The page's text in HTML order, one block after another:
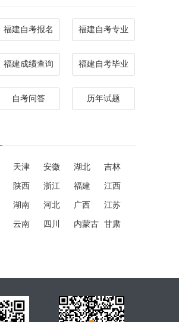
福建自考报名 福建自考专业
福建成绩查询 福建自考毕业
自考问答 历年试题
天津 安徽 湖北 吉林
陕西 浙江 福建 江西
湖南 河北 广西 江苏
云南 四川 内蒙古 甘肃